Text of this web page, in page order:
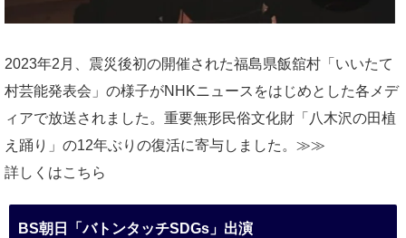
2023年2月、震災後初の開催された福島県飯舘村「いいたて
村芸能発表会」の様子がNHKニュースをはじめとした各メデ
ィアで放送されました。重要無形民俗文化財「八木沢の田植
え踊り」の12年ぶりの復活に寄与しました。≫≫
詳しくはこちら
BS朝日「バトンタッチSDGs」出演